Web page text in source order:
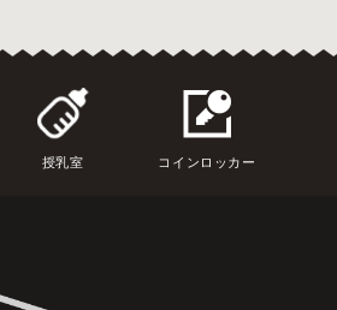
授乳室 コインロッカー